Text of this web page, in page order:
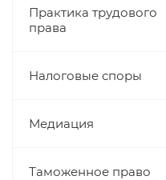
Практика трудового
права
Налоговые споры
Медиация
Таможенное право